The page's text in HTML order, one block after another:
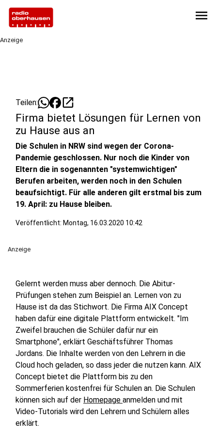
menu
Anzeige
Teilen: open_in_new
Firma bietet Lösungen für Lernen von
zu Hause aus an
Die Schulen in NRW sind wegen der Corona-
Pandemie geschlossen. Nur noch die Kinder von
Eltern die in sogenannten "systemwichtigen"
Berufen arbeiten, werden noch in den Schulen
beaufsichtigt. Für alle anderen gilt erstmal bis zum
19. April: zu Hause bleiben.
Veröffentlicht: Montag, 16.03.2020 10:42
Anzeige
Gelernt werden muss aber dennoch. Die Abitur-
Prüfungen stehen zum Beispiel an. Lernen von zu
Hause ist da das Stichwort. Die Firma AIX Concept
haben dafür eine digitale Plattform entwickelt. "Im
Zweifel brauchen die Schüler dafür nur ein
Smartphone", erklärt Geschäftsführer Thomas
Jordans. Die Inhalte werden von den Lehrern in die
Cloud hoch geladen, so dass jeder die nutzen kann. AIX
Concept bietet die Plattform bis zu den
Sommerferien kostenfrei für Schulen an. Die Schulen
können sich auf der Homepage anmelden und mit
Video-Tutorials wird den Lehrern und Schülern alles
erklärt.